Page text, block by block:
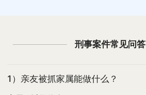
刑事案件常见问答
1）亲友被抓家属能做什么？